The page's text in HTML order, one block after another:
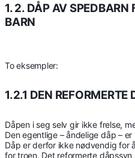
1. 2. DÅP AV SPEDBARN
BARN
To eksempler:
1.2.1 DEN REFORMERTE
Dåpen i seg selv gir ikke frelse,
Den egentlige – åndelige dåp –
Dåp er derfor ikke nødvendig for
for troen. Det reformerte dåpssyn